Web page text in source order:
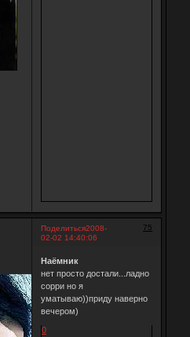
Поделиться 75
2008-
02-02 14:40:06
Наёмник
нет просто достали...ладно
сорри но я
уматываю))приду наверно
вечером)
0